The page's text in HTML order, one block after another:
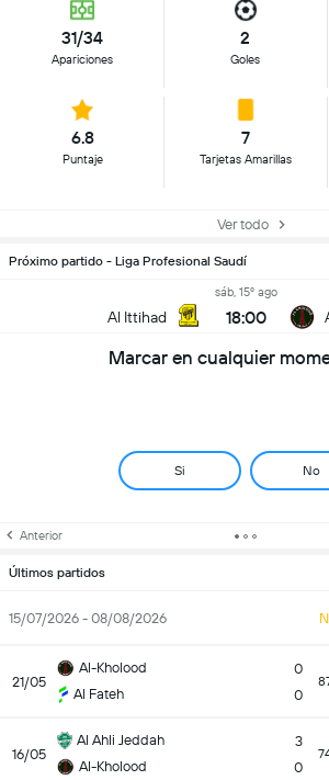
31/34
Apariciones
2
Goles
6.8
Puntaje
7
Tarjetas Amarillas
Ver todo
Próximo partido - Liga Profesional Saudí
Al Ittihad
sáb, 15º ago
18:00
Marcar en cualquier
Si No
Anterior
Últimos partidos
15/07/2026 - 08/08/2026
21/05
Al-Kholood
Al Fateh
0
0
16/05
Al Ahli Jeddah
Al-Kholood
3
0